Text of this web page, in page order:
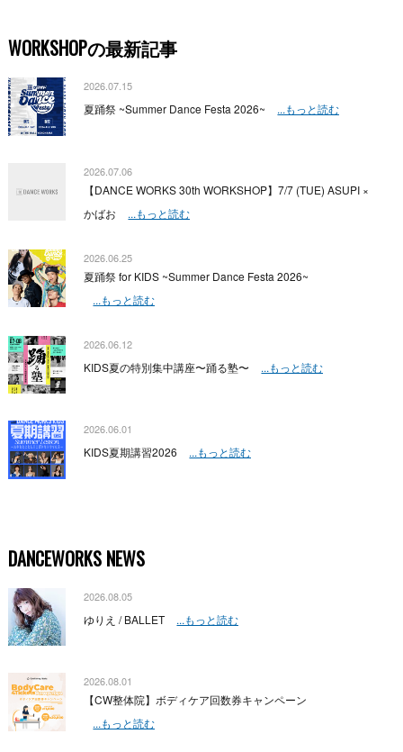
WORKSHOPの最新記事
2026.07.15
夏踊祭 ~Summer Dance Festa 2026~ ...もっと読む
2026.07.06
【DANCE WORKS 30th WORKSHOP】7/7 (TUE) ASUPI ×
かばお
...もっと読む
2026.06.25
夏踊祭 for KIDS ~Summer Dance Festa 2026~
...もっと読む
2026.06.12
KIDS夏の特別集中講座〜踊る塾〜 ...もっと読む
2026.06.01
KIDS夏期講習2026 ...もっと読む
DANCEWORKS NEWS
2026.08.05
ゆりえ / BALLET ...もっと読む
2026.08.01
【CW整体院】ボディケア回数券キャンペーン
...もっと読む